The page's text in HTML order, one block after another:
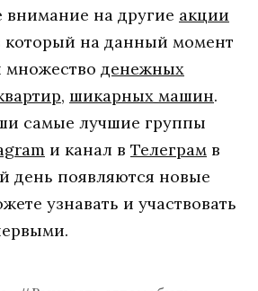
внимание на другие акции
который на данный момент
множество денежных
, шикарных машин.
самые лучшие группы
и канал в Телеграм в
день появляются новые
узнавать и участвовать